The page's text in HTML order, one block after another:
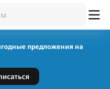
предложения на